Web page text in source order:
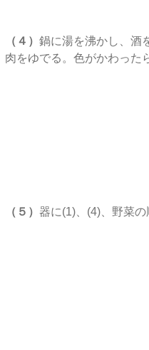
（４） 鍋に湯を沸かし、酒
肉をゆでる。色がかわった
（５） 器に(1)、(4)、野菜の